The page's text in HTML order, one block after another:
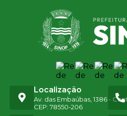
Localização
Av. das Embaúbas, 1386 -
CEP: 78550-206